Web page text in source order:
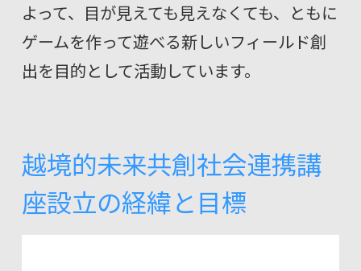
よって、目が見えても見えなくても、ともに
ゲームを作って遊べる新しいフィールド創
出を目的として活動しています。
越境的未来共創社会連携講
座設立の経緯と目標